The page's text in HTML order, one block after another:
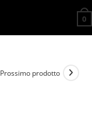
0
Prossimo prodotto